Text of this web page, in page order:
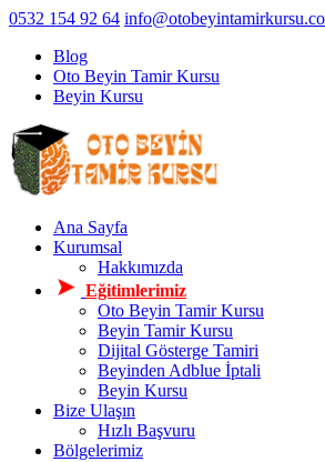
0532 154 92 64
Blog
Oto Beyin Tamir Kursu
Beyin Kursu
Ana Sayfa
Kurumsal
Hakkımızda
Eğitimlerimiz
Oto Beyin Tamir Kursu
Beyin Tamir Kursu
Dijital Gösterge Tamiri
Beyinden Adblue İptali
Beyin Kursu
Bize Ulaşın
Hızlı Başvuru
Bölgelerimiz